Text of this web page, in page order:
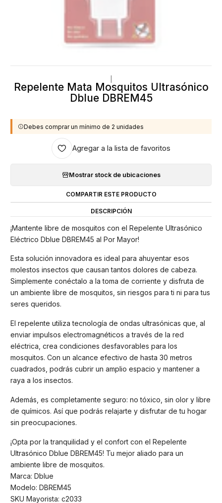
Repelente Mata Mosquitos Ultrasónico
Dblue DBREM45
Debes comprar un mínimo de 2 unidades
Agregar a la lista de favoritos
Mostrar stock de ubicaciones
COMPARTIR ESTE PRODUCTO
DESCRIPCIÓN
¡Mantente libre de mosquitos con el Repelente Ultrasónico
Eléctrico Dblue DBREM45 al Por Mayor!
Esta solución innovadora es ideal para ahuyentar esos
molestos insectos que causan tantos dolores de cabeza.
Simplemente conéctalo a la toma de corriente y disfruta de
un ambiente libre de mosquitos, sin riesgos para ti ni para tus
seres queridos.
El repelente utiliza tecnología de ondas ultrasónicas que, al
enviar impulsos electromagnéticos a través de la red
eléctrica, crea condiciones desfavorables para los
mosquitos. Con un alcance efectivo de hasta 30 metros
cuadrados, podrás cubrir un amplio espacio y mantener a
raya a los insectos.
Además, es completamente seguro: no tóxico, sin olor y libre
de químicos. Así que podrás relajarte y disfrutar de tu hogar
sin preocupaciones.
¡Opta por la tranquilidad y el confort con el Repelente
Ultrasónico Dblue DBREM45! Tu mejor aliado para un
ambiente libre de mosquitos.
Marca: Dblue
Modelo: DBREM45
SKU Mayorista: c2033